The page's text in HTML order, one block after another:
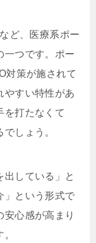
ど、医療系ポー
一つです。ポー
対策が施されて
やすい特性があ
を打たなくて
しょう。
出している」と
」という形式で
心感が高まり